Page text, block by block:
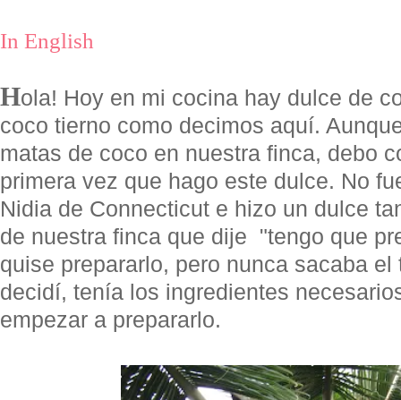
In English
Hola! Hoy en mi cocina hay dulce de
coco tierno como decimos aquí.
matas de coco en nuestra finca, debo
primera vez que hago este dulce. No
Nidia de Connecticut e hizo un dulce
de nuestra finca que dije "tengo que
quise prepararlo, pero nunca sacaba
decidí, tenía los ingredientes
empezar a prepararlo.